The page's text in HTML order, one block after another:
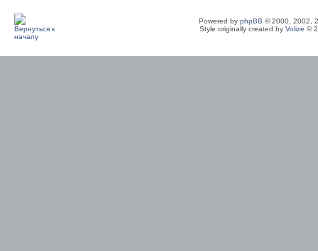
Powered by phpBB © 2000, 2002,
Style originally created by Volize ©